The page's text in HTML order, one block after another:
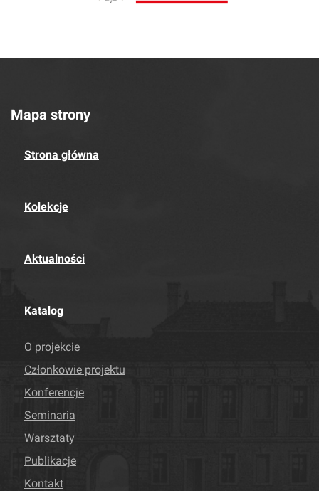
Mapa strony
Strona główna
Kolekcje
Aktualności
Katalog
O projekcie
Członkowie projektu
Konferencje
Seminaria
Warsztaty
Publikacje
Kontakt